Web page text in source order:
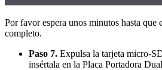
Por favor espera unos minutos hasta que
completo.
Paso 7. Expulsa la tarjeta micro-
insértala en la Placa Portadora